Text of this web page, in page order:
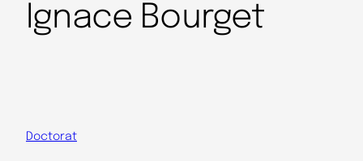
Ignace Bourget
Doctorat